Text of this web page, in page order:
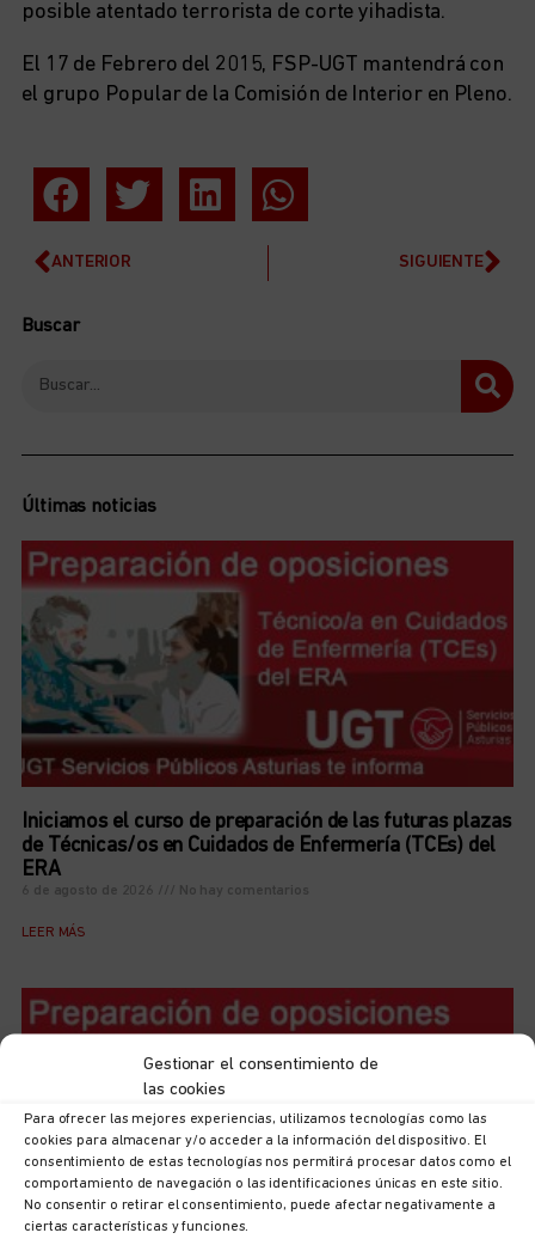
Gestionar el consentimiento de
las cookies
Para ofrecer las mejores experiencias, utilizamos tecnologías como las
cookies para almacenar y/o acceder a la información del dispositivo. El
consentimiento de estas tecnologías nos permitirá procesar datos como el
comportamiento de navegación o las identificaciones únicas en este sitio.
No consentir o retirar el consentimiento, puede afectar negativamente a
ciertas características y funciones.
posible atentado terrorista de corte yihadista.
El 17 de Febrero del 2015, FSP-UGT mantendrá con
el grupo Popular de la Comisión de Interior en Pleno.
ANTERIOR SIGUIENTE
Buscar
Últimas noticias
Iniciamos el curso de preparación de las futuras plazas
de Técnicas/os en Cuidados de Enfermería (TCEs) del
ERA
6 de agosto de 2026 No hay comentarios
LEER MÁS